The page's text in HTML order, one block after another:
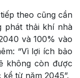
theo cũng cần
phát thải khí nhà
và 100% vào
“Vì lợi ích bảo
không còn được
từ năm 2045”.